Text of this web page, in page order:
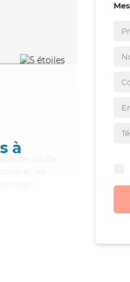
à
d'Aide
et les